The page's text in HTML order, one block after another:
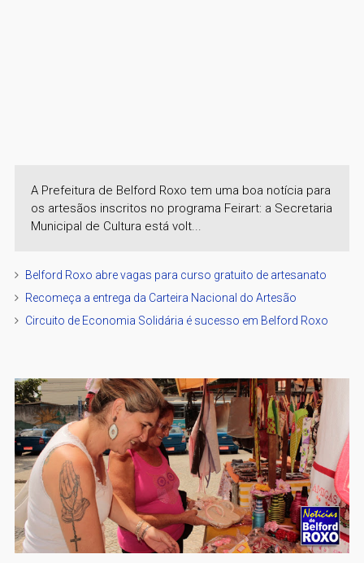
A Prefeitura de Belford Roxo tem uma boa notícia para
os artesãos inscritos no programa Feirart: a Secretaria
Municipal de Cultura está volt...
Belford Roxo abre vagas para curso gratuito de artesanato
Recomeça a entrega da Carteira Nacional do Artesão
Circuito de Economia Solidária é sucesso em Belford Roxo